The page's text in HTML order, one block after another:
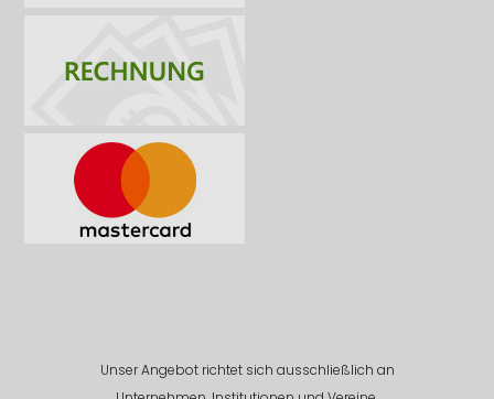
Unser Angebot richtet sich ausschließlich an